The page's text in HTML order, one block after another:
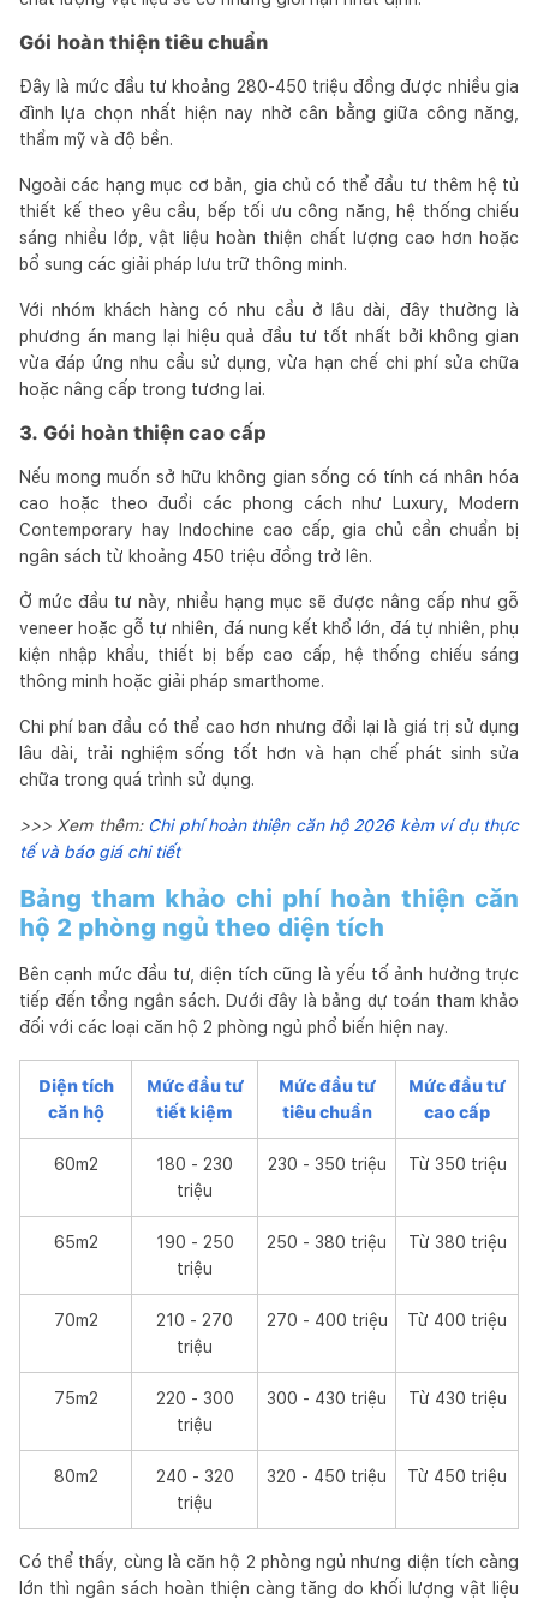
Gói hoàn thiện tiêu chuẩn
Đây là mức đầu tư khoảng 280-450 triệu đồng được nhiều gia
đình lựa chọn nhất hiện nay nhờ cân bằng giữa công năng,
thẩm mỹ và độ bền.
Ngoài các hạng mục cơ bản, gia chủ có thể đầu tư thêm hệ tủ
thiết kế theo yêu cầu, bếp tối ưu công năng, hệ thống chiếu
sáng nhiều lớp, vật liệu hoàn thiện chất lượng cao hơn hoặc
bổ sung các giải pháp lưu trữ thông minh.
Với nhóm khách hàng có nhu cầu ở lâu dài, đây thường là
phương án mang lại hiệu quả đầu tư tốt nhất bởi không gian
vừa đáp ứng nhu cầu sử dụng, vừa hạn chế chi phí sửa chữa
hoặc nâng cấp trong tương lai.
3. Gói hoàn thiện cao cấp
Nếu mong muốn sở hữu không gian sống có tính cá nhân hóa
cao hoặc theo đuổi các phong cách như Luxury, Modern
Contemporary hay Indochine cao cấp, gia chủ cần chuẩn bị
ngân sách từ khoảng 450 triệu đồng trở lên.
Ở mức đầu tư này, nhiều hạng mục sẽ được nâng cấp như gỗ
veneer hoặc gỗ tự nhiên, đá nung kết khổ lớn, đá tự nhiên, phụ
kiện nhập khẩu, thiết bị bếp cao cấp, hệ thống chiếu sáng
thông minh hoặc giải pháp smarthome.
Chi phí ban đầu có thể cao hơn nhưng đổi lại là giá trị sử dụng
lâu dài, trải nghiệm sống tốt hơn và hạn chế phát sinh sửa
chữa trong quá trình sử dụng.
>>> Xem thêm: Chi phí hoàn thiện căn hộ 2026 kèm ví dụ thực
tế và báo giá chi tiết
Bảng tham khảo chi phí hoàn thiện căn
hộ 2 phòng ngủ theo diện tích
Bên cạnh mức đầu tư, diện tích cũng là yếu tố ảnh hưởng trực
tiếp đến tổng ngân sách. Dưới đây là bảng dự toán tham khảo
đối với các loại căn hộ 2 phòng ngủ phổ biến hiện nay.
Diện tích
căn hộ
Mức đầu tư
tiết kiệm
Mức đầu tư
tiêu chuẩn
Mức đầu tư
cao cấp
60m2
180 - 230
triệu
230 - 350 triệu Từ 350 triệu
65m2
190 - 250
triệu
250 - 380 triệu Từ 380 triệu
70m2
210 - 270
triệu
270 - 400 triệu Từ 400 triệu
75m2
220 - 300
triệu
300 - 430 triệu Từ 430 triệu
80m2
240 - 320
triệu
320 - 450 triệu Từ 450 triệu
Có thể thấy, cùng là căn hộ 2 phòng ngủ nhưng diện tích càng
lớn thì ngân sách hoàn thiện càng tăng do khối lượng vật liệu